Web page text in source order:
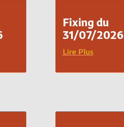
Fixing du
31/07/2026
Lire Plus